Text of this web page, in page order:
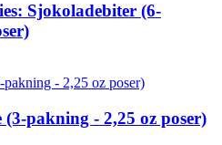
Sjokoladebiter (6-
pakning - 2,25 oz poser)